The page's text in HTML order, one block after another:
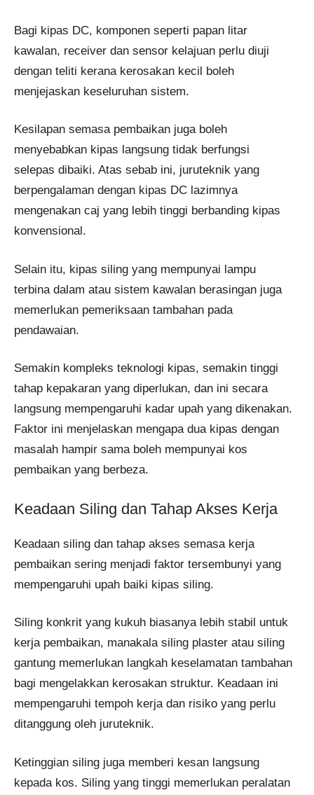
Bagi kipas DC, komponen seperti papan litar
kawalan, receiver dan sensor kelajuan perlu diuji
dengan teliti kerana kerosakan kecil boleh
menjejaskan keseluruhan sistem.
Kesilapan semasa pembaikan juga boleh
menyebabkan kipas langsung tidak berfungsi
selepas dibaiki. Atas sebab ini, juruteknik yang
berpengalaman dengan kipas DC lazimnya
mengenakan caj yang lebih tinggi berbanding kipas
konvensional.
Selain itu, kipas siling yang mempunyai lampu
terbina dalam atau sistem kawalan berasingan juga
memerlukan pemeriksaan tambahan pada
pendawaian.
Semakin kompleks teknologi kipas, semakin tinggi
tahap kepakaran yang diperlukan, dan ini secara
langsung mempengaruhi kadar upah yang dikenakan.
Faktor ini menjelaskan mengapa dua kipas dengan
masalah hampir sama boleh mempunyai kos
pembaikan yang berbeza.
Keadaan Siling dan Tahap Akses Kerja
Keadaan siling dan tahap akses semasa kerja
pembaikan sering menjadi faktor tersembunyi yang
mempengaruhi upah baiki kipas siling.
Siling konkrit yang kukuh biasanya lebih stabil untuk
kerja pembaikan, manakala siling plaster atau siling
gantung memerlukan langkah keselamatan tambahan
bagi mengelakkan kerosakan struktur. Keadaan ini
mempengaruhi tempoh kerja dan risiko yang perlu
ditanggung oleh juruteknik.
Ketinggian siling juga memberi kesan langsung
kepada kos. Siling yang tinggi memerlukan peralatan